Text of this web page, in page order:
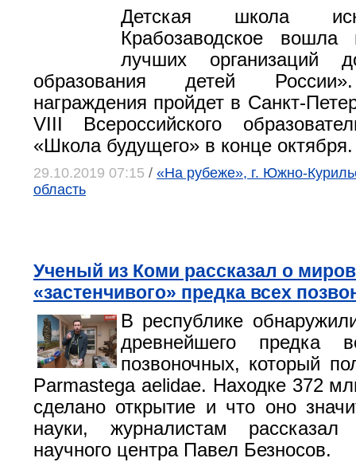
Детская школа
Крабозаводское
лучших организаций
образования детей
награждения пройдет в Санкт-
VIII Всероссийского
«Школа будущего» в конце октября.
29.10.2019 07:15 / «На рубеже», г. Южно-
область
Ученый из Коми рассказал о
«застенчивого» предка всех
В республике
древнейшего предка
позвоночных, который
Parmastega aelidae. Находке 372
сделано открытие и что оно
науки, журналистам
научного центра Павел Безносов.